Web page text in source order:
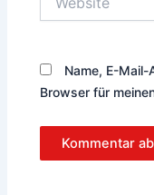
Name, E-
Browser für